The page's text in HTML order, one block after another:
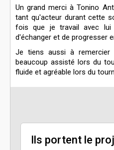
Un grand merci à Tonino
tant qu'acteur durant cette
fois que je travail avec lui
d'échanger et de progresser
Je tiens aussi à remercier
beaucoup assisté lors du
fluide et agréable lors du
Ils portent le